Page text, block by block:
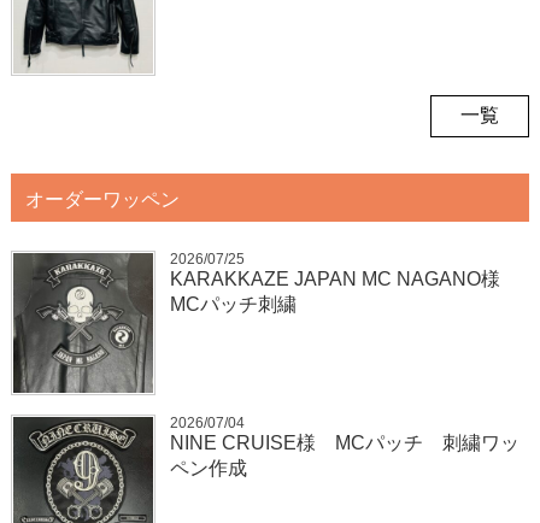
一覧
オーダーワッペン
2026/07/25
KARAKKAZE JAPAN MC NAGANO様
MCパッチ刺繍
2026/07/04
NINE CRUISE様 MCパッチ 刺繍ワッ
ペン作成